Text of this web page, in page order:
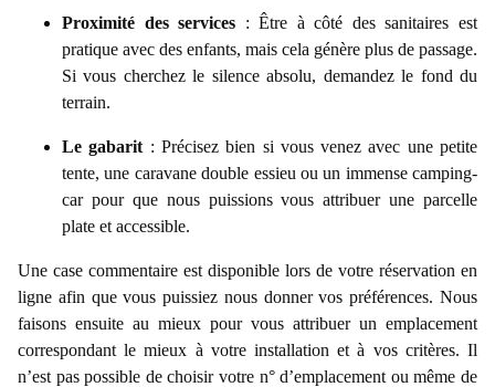
Proximité des services : Être à côté des sanitaires est
pratique avec des enfants, mais cela génère plus de passage.
Si vous cherchez le silence absolu, demandez le fond du
terrain.
Le gabarit : Précisez bien si vous venez avec une petite
tente, une caravane double essieu ou un immense camping-
car pour que nous puissions vous attribuer une parcelle
plate et accessible.
Une case commentaire est disponible lors de votre réservation en
ligne afin que vous puissiez nous donner vos préférences. Nous
faisons ensuite au mieux pour vous attribuer un emplacement
correspondant le mieux à votre installation et à vos critères. Il
n’est pas possible de choisir votre n° d’emplacement ou même de